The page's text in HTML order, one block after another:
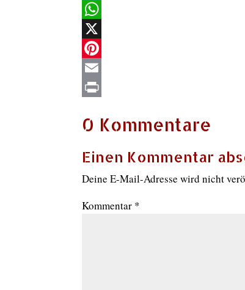
Facebook
WhatsApp
X
Pinterest
Email
0 Kommentare
Einen Kommentar
Deine E-Mail-Adresse wird nicht
Kommentar *